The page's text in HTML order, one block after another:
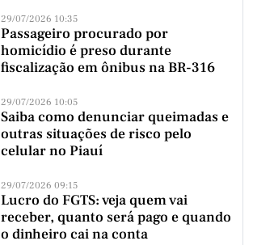
29/07/2026 10:35
Passageiro procurado por
homicídio é preso durante
fiscalização em ônibus na BR-316
29/07/2026 10:05
Saiba como denunciar queimadas e
outras situações de risco pelo
celular no Piauí
29/07/2026 09:15
Lucro do FGTS: veja quem vai
receber, quanto será pago e quando
o dinheiro cai na conta